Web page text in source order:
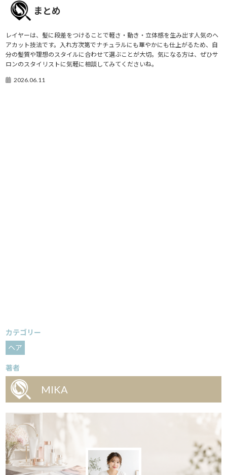
まとめ
レイヤーは、髪に段差をつけることで軽さ・動き・立体感を生み出す人気のヘ
アカット技法です。入れ方次第でナチュラルにも華やかにも仕上がるため、自
分の髪質や理想のスタイルに合わせて選ぶことが大切。気になる方は、ぜひサ
ロンのスタイリストに気軽に相談してみてくださいね。
2026.06.11
カテゴリー
ヘア
著者
MIKA